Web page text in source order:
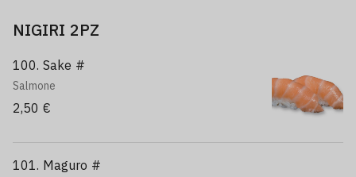
NIGIRI 2PZ
100. Sake #
Salmone
2,50 €
101. Maguro #